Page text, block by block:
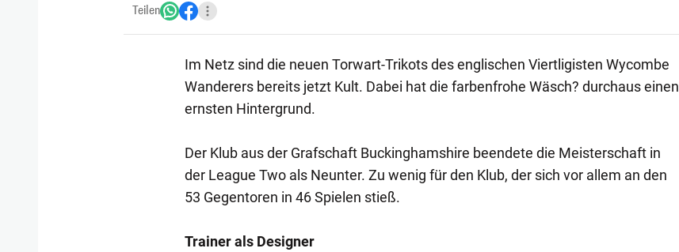
Teilen
Im Netz sind die neuen Torwart-Trikots des englischen Viertligisten Wycombe
Wanderers bereits jetzt Kult. Dabei hat die farbenfrohe Wäsch? durchaus einen
ernsten Hintergrund.
Der Klub aus der Grafschaft Buckinghamshire beendete die Meisterschaft in
der League Two als Neunter. Zu wenig für den Klub, der sich vor allem an den
53 Gegentoren in 46 Spielen stieß.
Trainer als Designer